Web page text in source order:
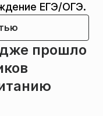
ЕГЭ/ОГЭ.
прошло